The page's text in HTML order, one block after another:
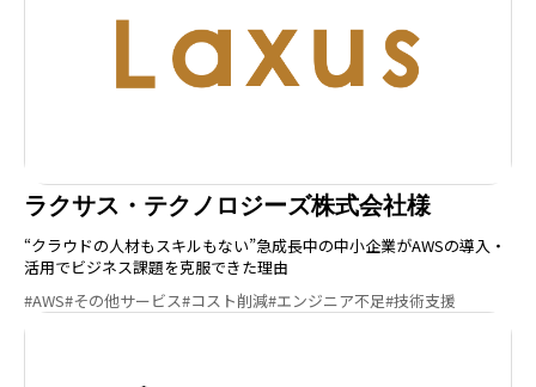
ラクサス・テクノロジーズ株式会社様
“クラウドの人材もスキルもない”急成長中の中小企業がAWSの導入・
活用でビジネス課題を克服できた理由
#AWS#その他サービス#コスト削減#エンジニア不足#技術支援